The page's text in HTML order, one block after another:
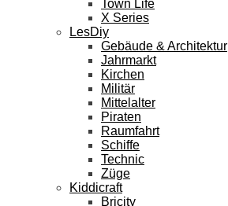
Town Life
X Series
LesDiy
Gebäude & Architektur
Jahrmarkt
Kirchen
Militär
Mittelalter
Piraten
Raumfahrt
Schiffe
Technic
Züge
Kiddicraft
Bricity